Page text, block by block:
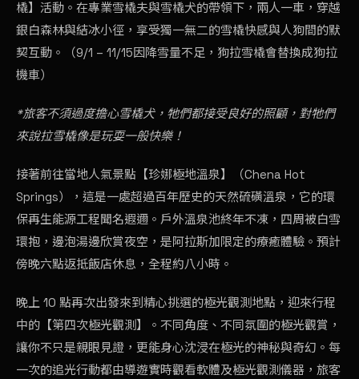
橇】活動。在專業雪橇夫與雪橇犬的帶領下，兩人一車，穿越
銀白森林與結冰小徑，享受獨一無二的雪橇快感與人狗間的默
契互動。（9/1 – 11/15因降雪量不足，狗拉雪橇會替換成狗拉
機車）
*旅客不須過度擔心雪橇犬，牠們都接受良好的照顧，對牠們
來說拉雪橇像是玩耍一般快樂！
接著前往當地人氣景點【珍娜極地溫泉】（Chena Hot
Springs），這是一處超過百年歷史的天然硫磺溫泉，它的環
保再生能源工程聞名遐邇。戶外溫泉池終年不凍，四周被白雪
環抱，邊泡湯邊欣賞夜空，是阿拉斯加限定的療癒體驗。預計
傍晚六點返抵飯店休息，全程約八小時。
晚上 10 點再次出發來到精心挑選的極光觀測地點，迎來行程
中的【第四次極光觀測】。不同角度、不同氛圍的極光觀賞，
讓你不只是親眼見證，更能身心沈浸在極光的神秘與奇幻。每
一次的追光行動都由導遊實時觀看軟體及極光觀測儀器，旅客